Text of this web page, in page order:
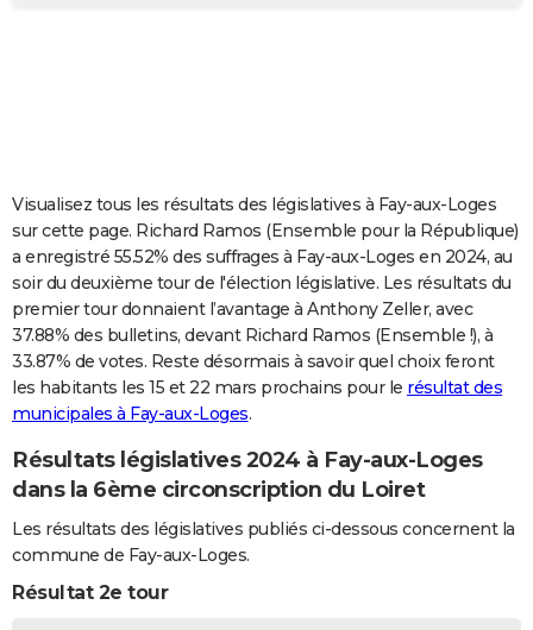
Carte de Noël
Carte Bonne année
Carte Saint-Valentin
Carte Pâques
Carte d'anniversaire
DICTIONNAIRE
Dictionnaire
Biographies
Citations
Expressions
Proverbes
PROGRAMME TV
COPAINS D'AVANT
S'inscrire
Se connecter
Lycées
Collèges
Primaires
Universités
Entreprises
Service militaire
Avis de recherche
AVIS DE DÉCÈS
FORUM
Bricolage
Lifestyle
Culture
Sport
Auto
Television
Voyage
Cinema
Visualisez tous les résultats des législatives à Fay-aux-Loges
sur cette page. Richard Ramos (Ensemble pour la République)
a enregistré 55.52% des suffrages à Fay-aux-Loges en 2024, au
soir du deuxième tour de l'élection législative. Les résultats du
premier tour donnaient l’avantage à Anthony Zeller, avec
37.88% des bulletins, devant Richard Ramos (Ensemble !), à
33.87% de votes. Reste désormais à savoir quel choix feront
les habitants les 15 et 22 mars prochains pour le résultat des
municipales à Fay-aux-Loges.
Résultats législatives 2024 à Fay-aux-Loges
dans la 6ème circonscription du Loiret
Les résultats des législatives publiés ci-dessous concernent la
commune de Fay-aux-Loges.
Résultat 2e tour